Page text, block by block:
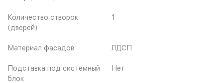
Количество створок
(дверей)
1
Материал фасадов ЛДСП
Подставка под системный
блок
Нет